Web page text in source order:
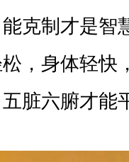
克制才是智
，身体轻快
脏六腑才能